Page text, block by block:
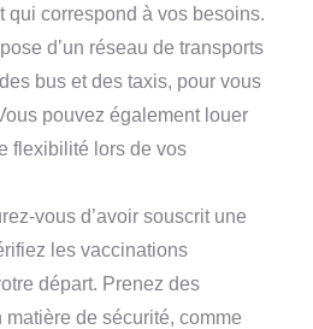
qui correspond à vos besoins.
d’un réseau de transports
bus et des taxis, pour vous
pouvez également louer
flexibilité lors de vos
vous d’avoir souscrit une
les vaccinations
départ. Prenez des
de sécurité, comme